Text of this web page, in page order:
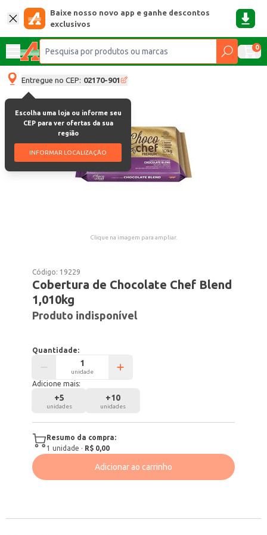
Baixe nosso novo app e ganhe descontos
exclusivos
0
Entregue no CEP: 02170-901
Escolha uma loja ou informe seu
CEP para ver ofertas da sua
região
INFORMAR LOCALIZAÇÃO
Clique na imagem para ampliar.
Código: 19229
Cobertura de Chocolate Chef Blend
1,010kg
Produto indisponível
Quantidade:
unidade
Adicione mais:
+5
unidades
+10
unidades
Resumo da compra:
1 unidade · R$ 0,00
Adicionar ao carrinho